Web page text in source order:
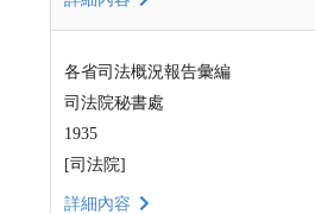
各省司法概況報告彙編
司法院秘書處
1935
[司法院]
詳細內容